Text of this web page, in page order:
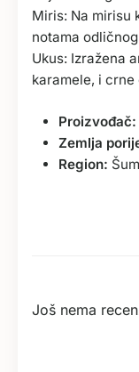
Miris: Na mirisu
notama
Ukus: Izražena
karamele, i
Proizvođač:
Zemlja
Region:
Još nema